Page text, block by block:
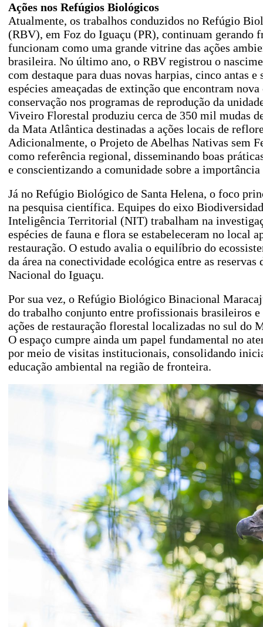
Ações nos Refúgios Biológicos
Atualmente, os trabalhos conduzidos no Refúgio
(RBV), em Foz do Iguaçu (PR), continuam gerando
funcionam como uma grande vitrine das ações
brasileira. No último ano, o RBV registrou o
com destaque para duas novas harpias, cinco antas
espécies ameaçadas de extinção que encontram nova
conservação nos programas de reprodução da
Viveiro Florestal produziu cerca de 350 mil mudas
da Mata Atlântica destinadas a ações locais de
Adicionalmente, o Projeto de Abelhas Nativas sem
como referência regional, disseminando boas
e conscientizando a comunidade sobre a
Já no Refúgio Biológico de Santa Helena, o foco
na pesquisa científica. Equipes do eixo
Inteligência Territorial (NIT) trabalham na
espécies de fauna e flora se estabeleceram no local
restauração. O estudo avalia o equilíbrio do
da área na conectividade ecológica entre as reservas
Nacional do Iguaçu.
Por sua vez, o Refúgio Biológico Binacional
do trabalho conjunto entre profissionais brasileiros e
ações de restauração florestal localizadas no sul do
O espaço cumpre ainda um papel fundamental no
por meio de visitas institucionais, consolidando
educação ambiental na região de fronteira.